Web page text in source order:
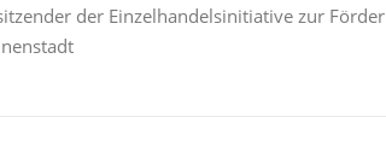
der Einzelhandelsinitiative zur